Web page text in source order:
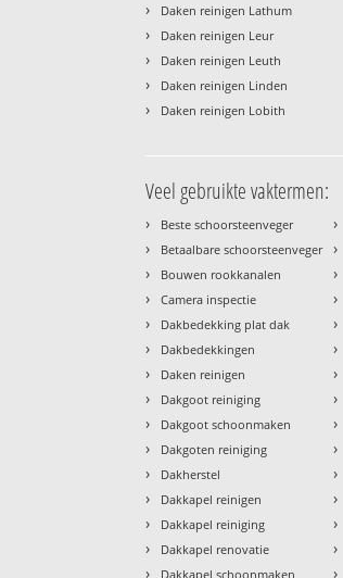
› Daken reinigen Lathum
› Daken reinigen Leur
› Daken reinigen Leuth
› Daken reinigen Linden
› Daken reinigen Lobith
Veel gebruikte vaktermen:
› Beste schoorsteenveger
› Betaalbare schoorsteenveger
› Bouwen rookkanalen
› Camera inspectie
› Dakbedekking plat dak
› Dakbedekkingen
› Daken reinigen
› Dakgoot reiniging
› Dakgoot schoonmaken
› Dakgoten reiniging
› Dakherstel
› Dakkapel reinigen
› Dakkapel reiniging
› Dakkapel renovatie
› Dakkapel schoonmaken
›
›
›
›
›
›
›
›
›
›
›
›
›
›
›